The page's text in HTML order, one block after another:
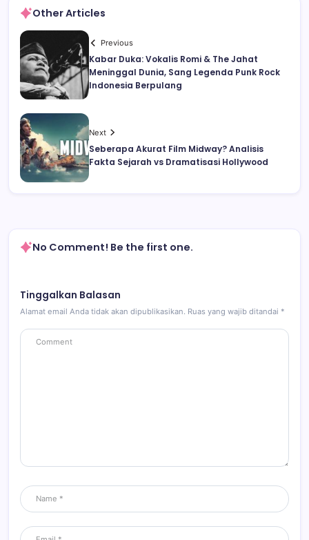
Other Articles
Previous
Kabar Duka: Vokalis Romi & The Jahat
Meninggal Dunia, Sang Legenda Punk Rock
Indonesia Berpulang
Next
Seberapa Akurat Film Midway? Analisis
Fakta Sejarah vs Dramatisasi Hollywood
No Comment! Be the first one.
Tinggalkan Balasan
Alamat email Anda tidak akan dipublikasikan. Ruas yang wajib ditandai *